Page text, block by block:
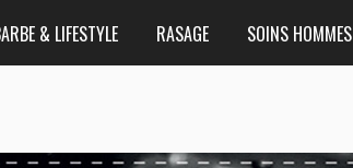
& LIFESTYLE RASAGE SOINS HOMMES